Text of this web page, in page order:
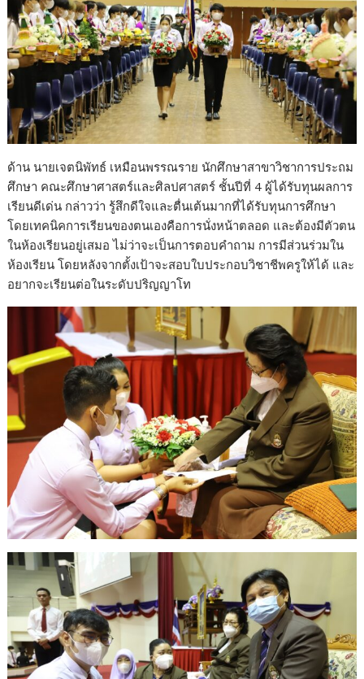
ด้าน นายเจตนิพัทธ์ เหมือนพรรณราย นักศึกษาสาขาวิชาการประถม
ศึกษา คณะศึกษาศาสตร์และศิลปศาสตร์ ชั้นปีที่ 4 ผู้ได้รับทุนผลการ
เรียนดีเด่น กล่าวว่า รู้สึกดีใจและตื่นเต้นมากที่ได้รับทุนการศึกษา
โดยเทคนิคการเรียนของตนเองคือการนั่งหน้าตลอด และต้องมีตัวตน
ในห้องเรียนอยู่เสมอ ไม่ว่าจะเป็นการตอบคำถาม การมีส่วนร่วมใน
ห้องเรียน โดยหลังจากตั้งเป้าจะสอบใบประกอบวิชาชีพครูให้ได้ และ
อยากจะเรียนต่อในระดับปริญญาโท